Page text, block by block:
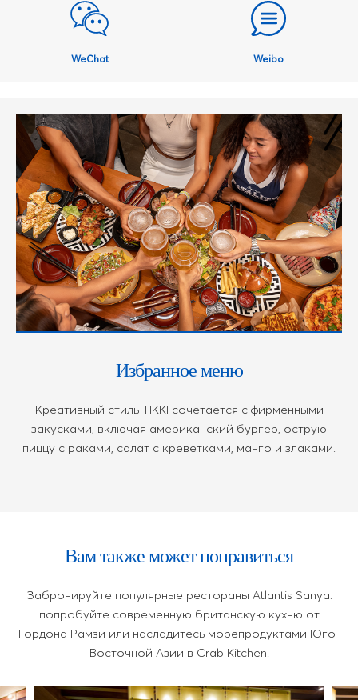
WeChat Weibo
Избранное меню
Креативный стиль TIKKI сочетается с фирменными
закусками, включая американский бургер, острую
пиццу с раками, салат с креветками, манго и злаками.
Вам также может понравиться
Забронируйте популярные рестораны Atlantis Sanya:
попробуйте современную британскую кухню от
Гордона Рамзи или насладитесь морепродуктами Юго-
Восточной Азии в Crab Kitchen.